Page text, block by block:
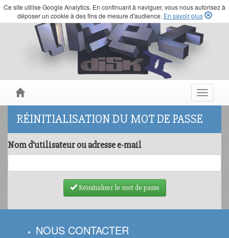
Ce site utilise Google Analytics. En continuant à naviguer, vous nous autorisez à
déposer un cookie à des fins de mesure d'audience. En savoir plus
Toggle
RÉINITIALISATION DU MOT DE PASSE
Nom d'utilisateur ou adresse e-mail
Réinitialiser le mot de passe
NOUS CONTACTER